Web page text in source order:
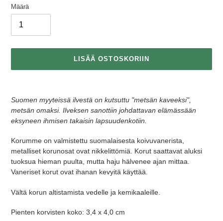
Määrä
LISÄÄ OSTOSKORIIN
Suomen myyteissä ilvestä on kutsuttu "metsän kaveeksi",
metsän omaksi. Ilveksen sanottiin johdattavan elämässään
eksyneen ihmisen takaisin lapsuudenkotiin.
Korumme on valmistettu suomalaisesta koivuvanerista,
metalliset korunosat ovat nikkelittömiä. Korut saattavat aluksi
tuoksua hieman puulta, mutta haju hälvenee ajan mittaa.
Vaneriset korut ovat ihanan kevyitä käyttää.
Vältä korun altistamista vedelle ja kemikaaleille.
Pienten korvisten koko: 3,4 x 4,0 cm